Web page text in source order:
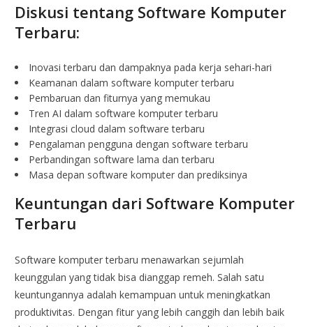
Diskusi tentang Software Komputer
Terbaru:
Inovasi terbaru dan dampaknya pada kerja sehari-hari
Keamanan dalam software komputer terbaru
Pembaruan dan fiturnya yang memukau
Tren AI dalam software komputer terbaru
Integrasi cloud dalam software terbaru
Pengalaman pengguna dengan software terbaru
Perbandingan software lama dan terbaru
Masa depan software komputer dan prediksinya
Keuntungan dari Software Komputer
Terbaru
Software komputer terbaru menawarkan sejumlah
keunggulan yang tidak bisa dianggap remeh. Salah satu
keuntungannya adalah kemampuan untuk meningkatkan
produktivitas. Dengan fitur yang lebih canggih dan lebih baik